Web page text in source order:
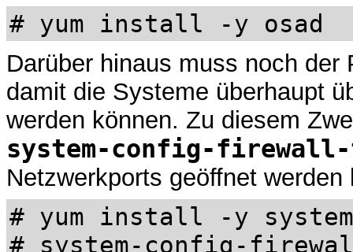
# yum install -y osad
Darüber hinaus muss noch der
damit die Systeme überhaupt
werden können. Zu diesem
system-config-
Netzwerkports geöffnet werden
# yum install -y
# system-config-